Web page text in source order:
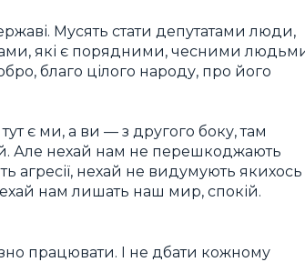
Мусять стати депутатами люди,
які є порядними, чесними
благо цілого народу, про його
є ми, а ви — з другого боку, там
Але нехай нам не перешкоджають
агресії, нехай не видумують якихось
нам лишать наш мир, спокій.
працювати. І не дбати кожному